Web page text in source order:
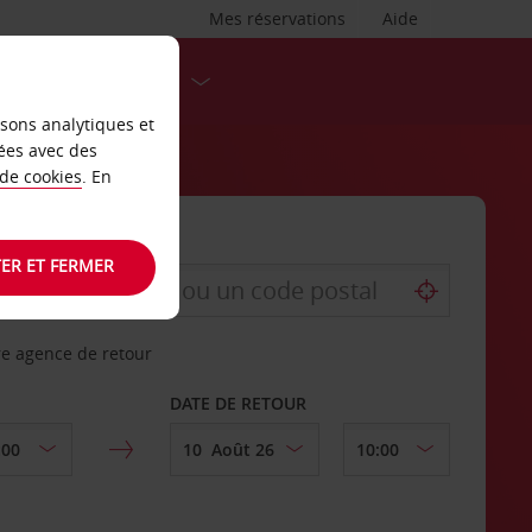
Aide
Mes réservations
agence de retour
DATE DE RETOUR
analytiques et
avec des
cookies. En
ET FERMER